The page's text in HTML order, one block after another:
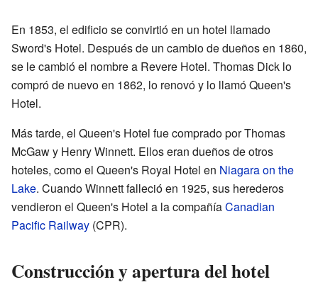
En 1853, el edificio se convirtió en un hotel llamado
Sword's Hotel. Después de un cambio de dueños en 1860,
se le cambió el nombre a Revere Hotel. Thomas Dick lo
compró de nuevo en 1862, lo renovó y lo llamó Queen's
Hotel.
Más tarde, el Queen's Hotel fue comprado por Thomas
McGaw y Henry Winnett. Ellos eran dueños de otros
hoteles, como el Queen's Royal Hotel en Niagara on the
Lake. Cuando Winnett falleció en 1925, sus herederos
vendieron el Queen's Hotel a la compañíaCanadian
Pacific Railway (CPR).
Construcción y apertura del hotel